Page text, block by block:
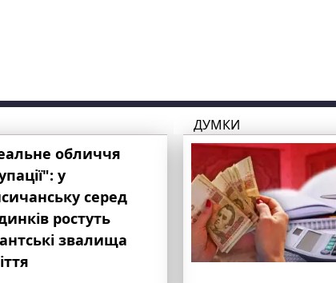
обличчя
у
серед
ростуть
звалища
ДУМКИ